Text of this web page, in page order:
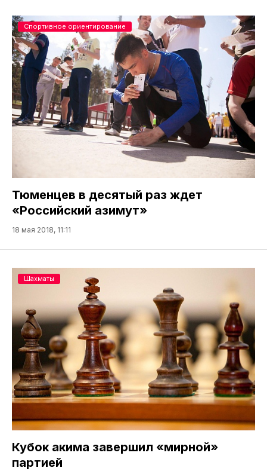
Тюменцев в десятый раз ждет
«Российский азимут»
18 мая 2018, 11:11
Спортивное ориентирование
Кубок акима завершил «мирной»
партией
Шахматы